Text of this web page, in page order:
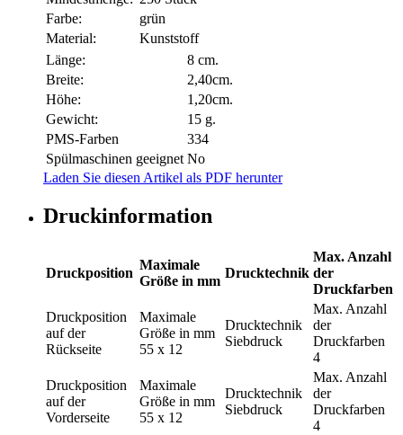
Farbe:
grün
Material:
Kunststoff
Länge:
8 cm.
Breite:
2,40cm.
Höhe:
1,20cm.
Gewicht:
15 g.
PMS-Farben
334
Spülmaschinen geeignet No
Laden Sie diesen Artikel als PDF herunter
Druckinformation
Druckposition
Maximale
Größe in mm
Drucktechnik
Max. Anzahl
der
Druckfarben
Druckposition
auf der
Rückseite
Maximale
Größe in mm
55 x 12
Drucktechnik
Siebdruck
Max. Anzahl
der
Druckfarben
4
Druckposition
auf der
Vorderseite
Maximale
Größe in mm
55 x 12
Drucktechnik
Siebdruck
Max. Anzahl
der
Druckfarben
4